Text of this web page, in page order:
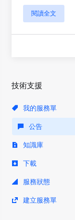
技術支援
我的服務單
公告
知識庫
下載
服務狀態
建立服務單
閱讀全文